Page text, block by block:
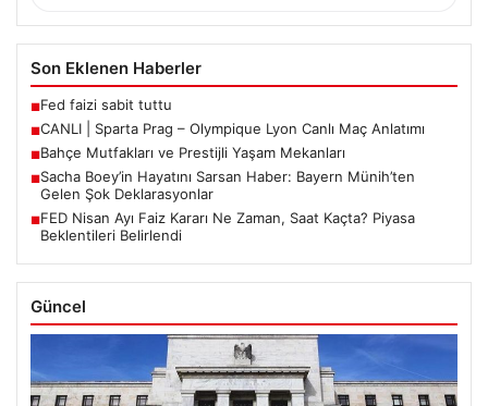
Son Eklenen Haberler
■Fed faizi sabit tuttu
■CANLI | Sparta Prag – Olympique Lyon Canlı Maç Anlatımı
■Bahçe Mutfakları ve Prestijli Yaşam Mekanları
■Sacha Boey’in Hayatını Sarsan Haber: Bayern Münih’ten
Gelen Şok Deklarasyonlar
■FED Nisan Ayı Faiz Kararı Ne Zaman, Saat Kaçta? Piyasa
Beklentileri Belirlendi
Güncel